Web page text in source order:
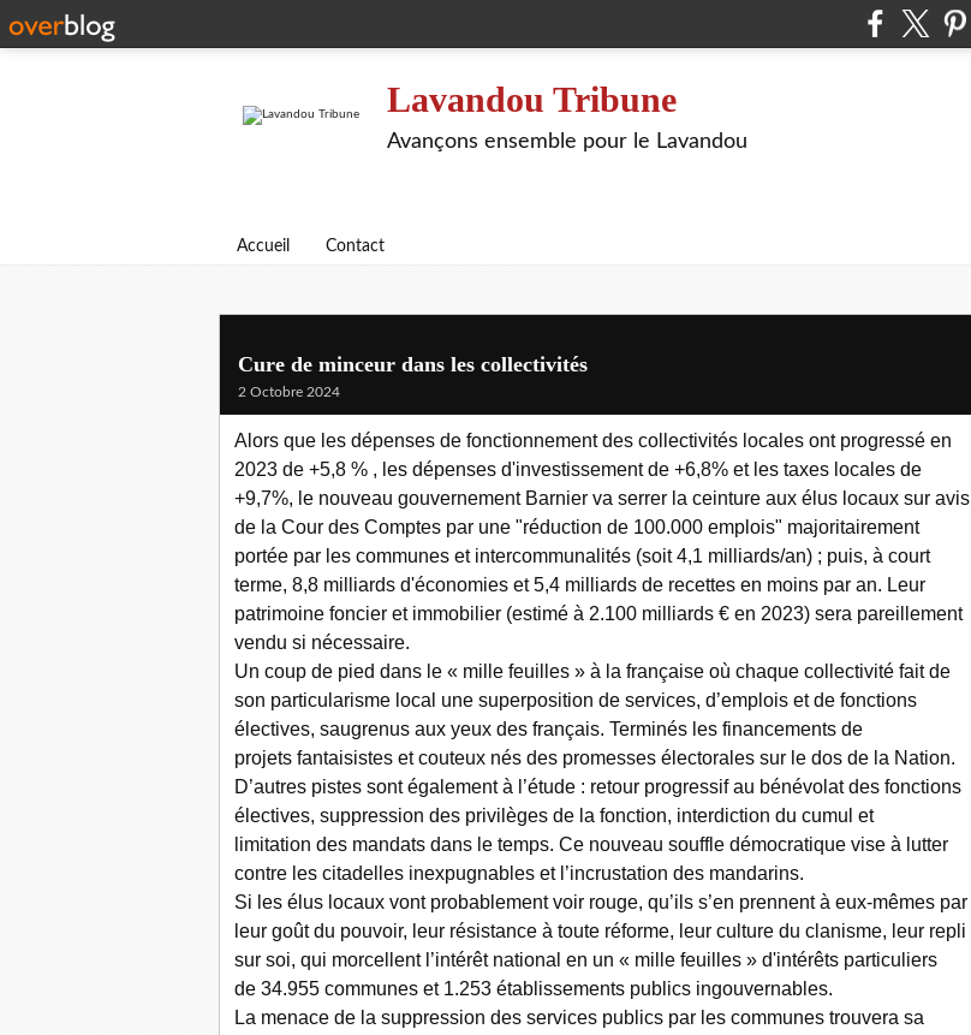
Lavandou Tribune
Avançons ensemble pour le Lavandou
Accueil Contact
Cure de minceur dans les collectivités
2 Octobre 2024
Alors que les dépenses de fonctionnement des collectivités locales ont progressé en
2023 de +5,8 % , les dépenses d'investissement de +6,8% et les taxes locales de
+9,7%, le nouveau gouvernement Barnier va serrer la ceinture aux élus locaux sur avis
de la Cour des Comptes par une "réduction de 100.000 emplois" majoritairement
portée par les communes et intercommunalités (soit 4,1 milliards/an) ; puis, à court
terme, 8,8 milliards d'économies et 5,4 milliards de recettes en moins par an. Leur
patrimoine foncier et immobilier (estimé à 2.100 milliards € en 2023) sera pareillement
vendu si nécessaire.
Un coup de pied dans le « mille feuilles » à la française où chaque collectivité fait de
son particularisme local une superposition de services, d’emplois et de fonctions
électives, saugrenus aux yeux des français. Terminés les financements de
projets fantaisistes et couteux nés des promesses électorales sur le dos de la Nation.
D’autres pistes sont également à l’étude : retour progressif au bénévolat des fonctions
électives, suppression des privilèges de la fonction, interdiction du cumul et
limitation des mandats dans le temps. Ce nouveau souffle démocratique vise à lutter
contre les citadelles inexpugnables et l’incrustation des mandarins.
Si les élus locaux vont probablement voir rouge, qu’ils s’en prennent à eux-mêmes par
leur goût du pouvoir, leur résistance à toute réforme, leur culture du clanisme, leur repli
sur soi, qui morcellent l’intérêt national en un « mille feuilles » d'intérêts particuliers
de 34.955 communes et 1.253 établissements publics ingouvernables.
La menace de la suppression des services publics par les communes trouvera sa